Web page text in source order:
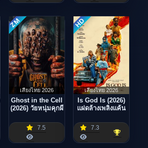
ZM
เสียงไทย 2026
Ghost in the Cell
(2026) วัยหนุ่มคุกผี
7.5
HD
เสียงไทย 2026
Is God Is (2026)
แฝดล้างเพลิงแค้น
7.3